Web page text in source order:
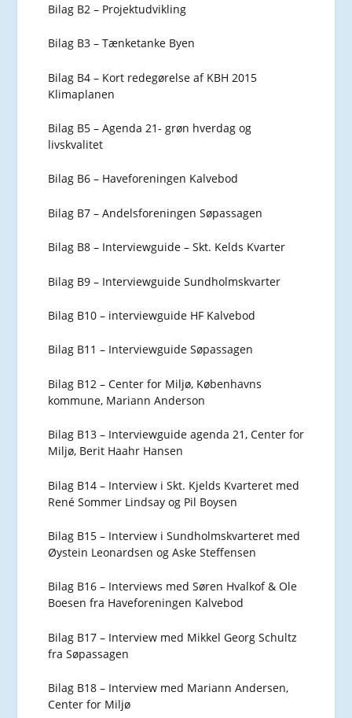
Bilag B2 – Projektudvikling
Bilag B3 – Tænketanke Byen
Bilag B4 – Kort redegørelse af KBH 2015
Klimaplanen
Bilag B5 – Agenda 21- grøn hverdag og
livskvalitet
Bilag B6 – Haveforeningen Kalvebod
Bilag B7 – Andelsforeningen Søpassagen
Bilag B8 – Interviewguide – Skt. Kelds Kvarter
Bilag B9 – Interviewguide Sundholmskvarter
Bilag B10 – interviewguide HF Kalvebod
Bilag B11 – Interviewguide Søpassagen
Bilag B12 – Center for Miljø, Københavns
kommune, Mariann Anderson
Bilag B13 – Interviewguide agenda 21, Center for
Miljø, Berit Haahr Hansen
Bilag B14 – Interview i Skt. Kjelds Kvarteret med
René Sommer Lindsay og Pil Boysen
Bilag B15 – Interview i Sundholmskvarteret med
Øystein Leonardsen og Aske Steffensen
Bilag B16 – Interviews med Søren Hvalkof & Ole
Boesen fra Haveforeningen Kalvebod
Bilag B17 – Interview med Mikkel Georg Schultz
fra Søpassagen
Bilag B18 – Interview med Mariann Andersen,
Center for Miljø